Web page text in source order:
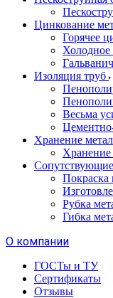
Цинкование
Горячее
Холодное
Изоляция труб
Весьма
Хранение
Хранение
Покраска
Рубка
Гибка
О компании
ГОСТы и ТУ
Сертификаты
Отзывы